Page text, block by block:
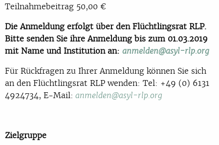
Teilnahmebeitrag 50,00 €
Die Anmeldung erfolgt über den Flüchtlingsrat RLP.
Bitte senden Sie ihre Anmeldung bis zum 01.03.2019
mit Name und Institution an: anmelden@asyl-rlp.org
Für Rückfragen zu Ihrer Anmeldung können Sie sich
an den Flüchtlingsrat RLP wenden: Tel: +49 (0) 6131
4924734, E-Mail: anmelden@asyl-rlp.org
Zielgruppe